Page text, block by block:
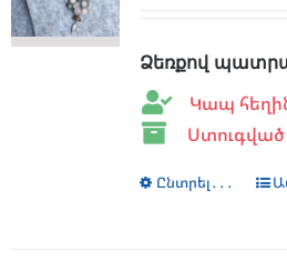
the
product
page
Ձեռքով
Կապ
Ընտրել․․․